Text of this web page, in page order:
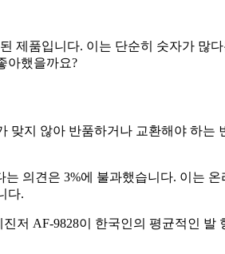
제품입니다. 이는 단순히 숫자가 많
아했을까요?
지 않아 반품하거나 교환해야 하는
의견은 3%에 불과했습니다. 이는
다.
저 AF-9828이 한국인의 평균적인 발